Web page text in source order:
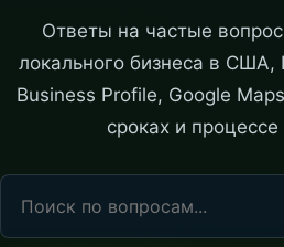
Ответы на частые
локального бизнеса в США,
Business Profile, Google
сроках и